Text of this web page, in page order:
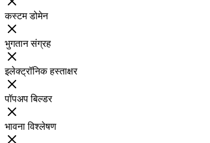
कस्टम डोमेन
भुगतान संग्रह
इलेक्ट्रॉनिक हस्ताक्षर
पॉपअप बिल्डर
भावना विश्लेषण